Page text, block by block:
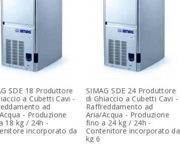
SDE 18 Produttore
a Cubetti Cavi -
ad
- Produzione
18 kg / 24h -
incorporato da
SIMAG SDE 24 Produttore
di Ghiaccio a Cubetti Cavi -
Raffreddamento ad
Aria/Acqua - Produzione
fino a 24 kg / 24h -
Contenitore incorporato da
kg 6